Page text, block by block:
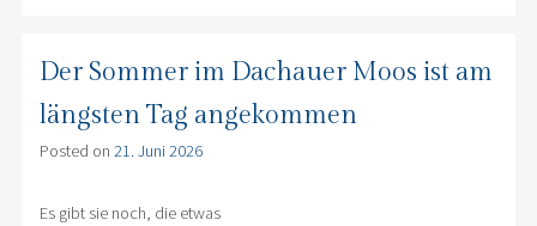
Der Sommer im Dachauer Moos ist am
längsten Tag angekommen
Posted on 21. Juni 2026
Es gibt sie noch, die etwas